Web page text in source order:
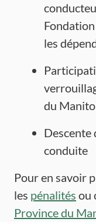
les
du
Descente
conduite
Pour en savoir
les pénalités ou
Province du